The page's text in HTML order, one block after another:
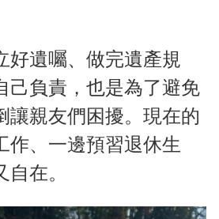
好遺囑、做完遺產規
己負責，也是為了避免
讓親友們困擾。現在的
作、一邊預習退休生
在。